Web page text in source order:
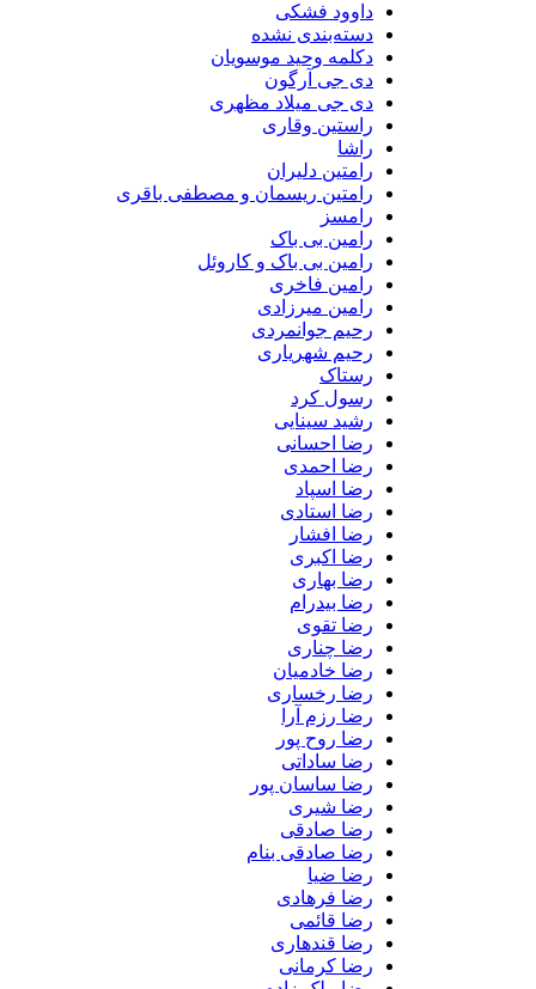
داوود فشکی
دسته‌بندی نشده
دکلمه وحید موسویان
دی جی آرگون
دی جی میلاد مظهری
راستین وقاری
راشا
رامتین دلیران
رامتین ریسمان و مصطفی باقری
رامسز
رامین بی باک
رامین بی باک و کاروئل
رامین فاخری
رامین میرزادی
رحیم جوانمردی
رحیم شهریاری
رستاک
رسول کرد
رشید سینایی
رضا احسانی
رضا احمدی
رضا اسپاد
رضا استادی
رضا افشار
رضا اکبری
رضا بهاری
رضا بیدرام
رضا تقوی
رضا چناری
رضا خادمیان
رضا رخساری
رضا رزم آرا
رضا روح پور
رضا ساداتی
رضا ساسان پور
رضا شیری
رضا صادقی
رضا صادقی بنام
رضا ضیا
رضا فرهادی
رضا قائمی
رضا قندهاری
رضا کرمانی